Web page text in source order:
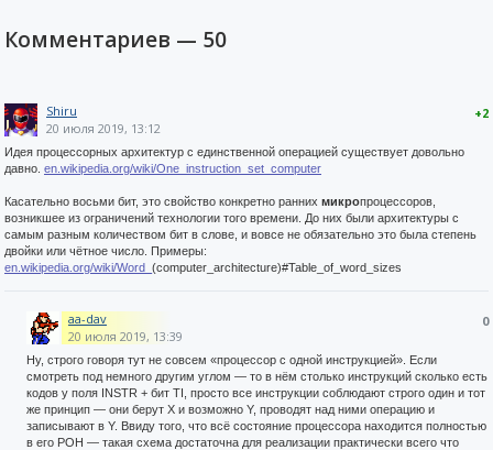
Комментариев — 50
+2
Shiru
20 июля 2019, 13:12
Идея процессорных архитектур с единственной операцией существует довольно
давно. en.wikipedia.org/wiki/One_instruction_set_computer
Касательно восьми бит, это свойство конкретно ранних микропроцессоров,
возникшее из ограничений технологии того времени. До них были архитектуры с
самым разным количеством бит в слове, и вовсе не обязательно это была степень
двойки или чётное число. Примеры:
en.wikipedia.org/wiki/Word_ (computer_architecture)#Table_of_word_sizes
0
aa-dav
20 июля 2019, 13:39
Ну, строго говоря тут не совсем «процессор с одной инструкцией». Если
смотреть под немного другим углом — то в нём столько инструкций сколько есть
кодов у поля INSTR + бит TI, просто все инструкции соблюдают строго один и тот
же принцип — они берут X и возможно Y, проводят над ними операцию и
записывают в Y. Ввиду того, что всё состояние процессора находится полностью
в его РОН — такая схема достаточна для реализации практически всего что